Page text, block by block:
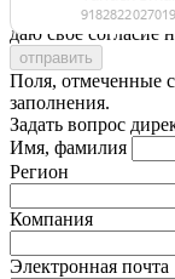
Я принимаю
даю свое согласие
Поля, отмеченные
заполнения.
Задать вопрос
Имя, фамилия
Регион
Компания
Электронная почта